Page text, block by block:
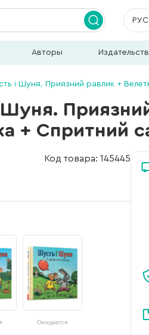
РУС
Авторы
і Шуня. Приязний равлик +
+ Спритний
Код товара: 145445
Ожидается